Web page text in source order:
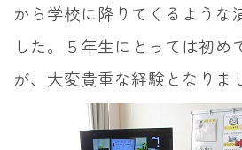
から学校に降りてくるような
した。５年生にとっては初め
が、大変貴重な経験となりま